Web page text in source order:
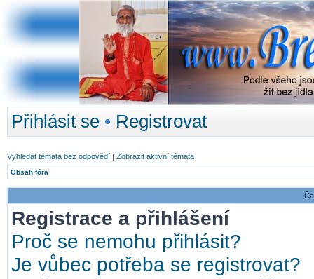
Přihlásit se • Registrovat
Vyhledat témata bez odpovědí | Zobrazit aktivní témata
Obsah fóra
Registrace a přihlášení
Proč se nemohu přihlásit?
Je vůbec potřeba se registrovat?